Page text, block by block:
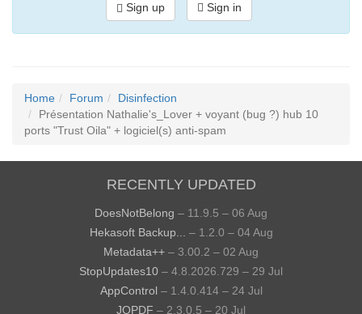
Sign up Sign in
Home Forum
Disinfection
Présentation Nathalie's_Lover + voyant (bug ?) hub 10
ports "Trust Oila" + logiciel(s) anti-spam
RECENTLY UPDATED
DoesNotBelong – 11.9.5 – 06 Aug
Hekasoft Backup... – 1.2.0 – 04 Aug
Metadata++ – 3.00.2 – 02 Aug
StopUpdates10 – 4.8.2026.729 – 29 Jul
AppControl – 1.4.0.414 – 24 Jul
JOPDF – 2.3.0.5 – 20 Jul